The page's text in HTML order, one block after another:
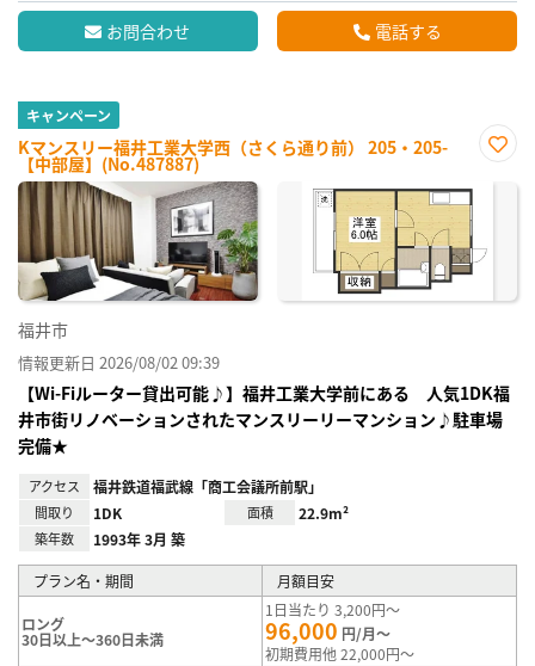
お問合わせ 電話する
キャンペーン
Kマンスリー福井工業大学西（さくら通り前） 205・205-
【中部屋】(No.487887)
に入
福井市
情報更新日 2026/08/02 09:39
【Wi-Fiルーター貸出可能♪】福井工業大学前にある 人気1DK福
井市街リノベーションされたマンスリーリーマンション♪駐車場
完備★
アクセス 福井鉄道福武線「商工会議所前駅」
間取り 1DK 面積 22.9m²
築年数 1993年 3月 築
プラン名・期間 月額目安
ロング
30日以上～360日未満
1日当たり 3,200円～
96,000 円/月～
初期費用他 22,000円～